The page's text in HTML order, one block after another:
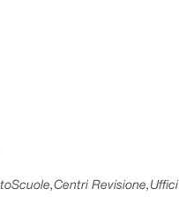
Revisione,Uffici